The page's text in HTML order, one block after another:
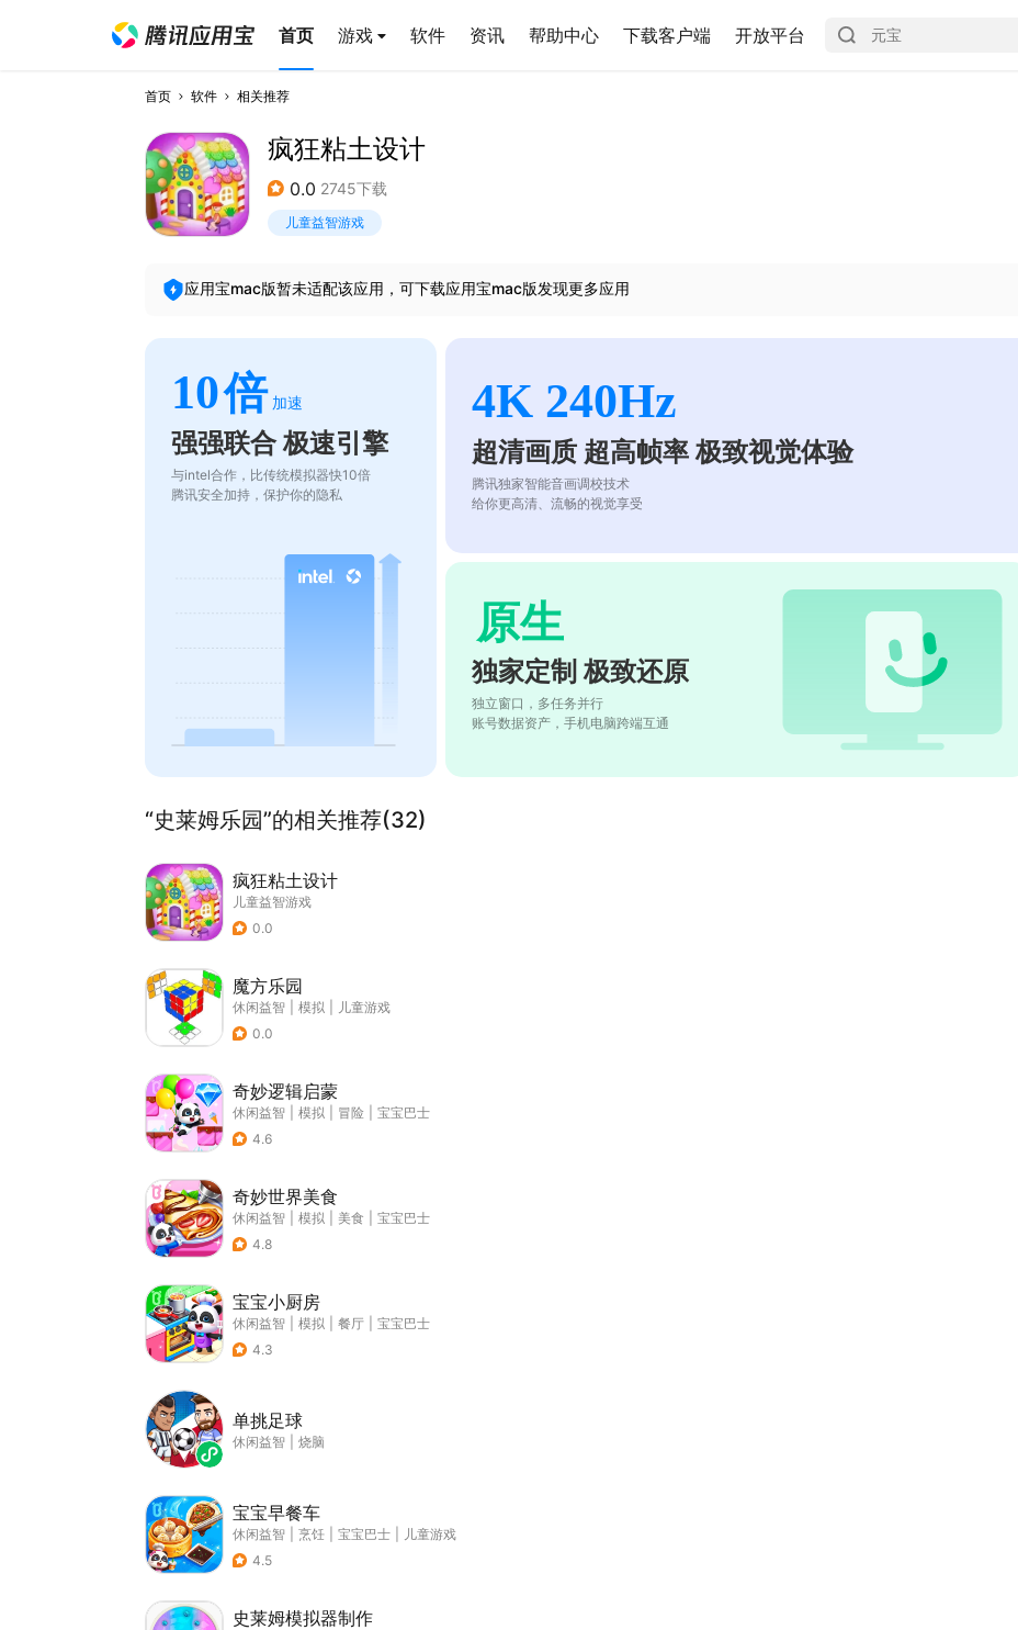
首页 游戏 软件 资讯 帮助中心 下载客户端 开放平台
首页 软件 相关推荐
疯狂粘土设计
0.0 2745下载
儿童益智游戏
应用宝mac版暂未适配该应用，可下载应用宝mac版发现更多应用
10倍 加速
强强联合 极速引擎
与intel合作，比传统模拟器快10倍
腾讯安全加持，保护你的隐私
4K 240Hz
超清画质 超高帧率 极致视觉体验
腾讯独家智能音画调校技术
给你更高清、流畅的视觉享受
原生
独家定制 极致还原
独立窗口，多任务并行
账号数据资产，手机电脑跨端互通
“史莱姆乐园”的相关推荐(32)
疯狂粘土设计
儿童益智游戏
0.0
魔方乐园
休闲益智 模拟
儿童游戏
0.0
奇妙逻辑启蒙
休闲益智 模拟 冒险
宝宝巴士
4.6
奇妙世界美食
休闲益智 模拟 美食
宝宝巴士
4.8
宝宝小厨房
休闲益智 模拟 餐厅
宝宝巴士
4.3
单挑足球
休闲益智 烧脑
宝宝早餐车
休闲益智 烹饪 宝宝巴士
儿童游戏
4.5
史莱姆模拟器制作